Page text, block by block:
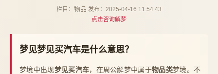
栏目： 物品 发布：2025-04-16 11:54:43
点击咨询解梦
梦见梦见买汽车是什么意思？
梦境中出现梦见买汽车，在周公解梦中属于物品类梦境。不